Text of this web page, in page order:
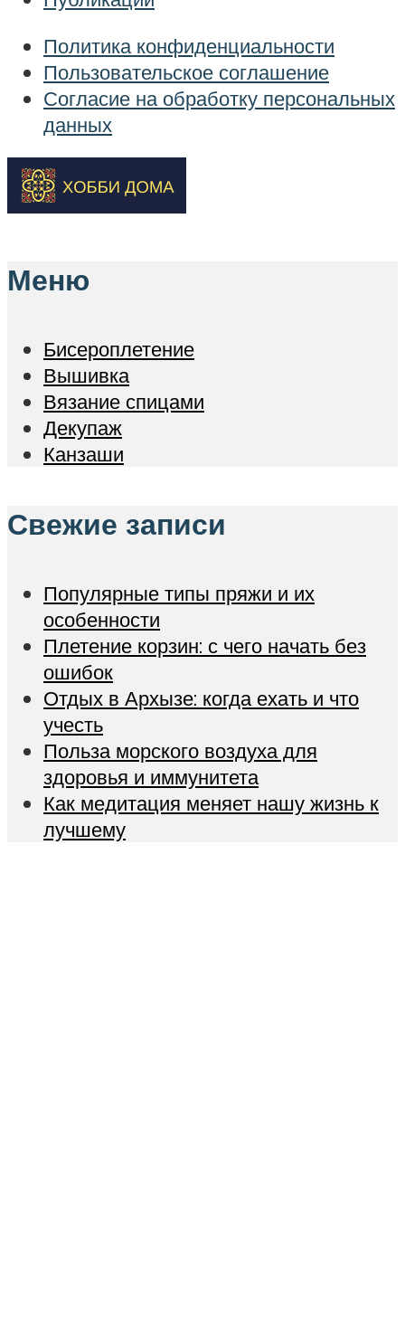
Политика конфиденциальности
Пользовательское соглашение
Согласие на обработку персональных
данных
Меню
Бисероплетение
Вышивка
Вязание спицами
Декупаж
Канзаши
Свежие записи
Популярные типы пряжи и их
особенности
Плетение корзин: с чего начать без
ошибок
Отдых в Архызе: когда ехать и что
учесть
Польза морского воздуха для
здоровья и иммунитета
Как медитация меняет нашу жизнь к
лучшему